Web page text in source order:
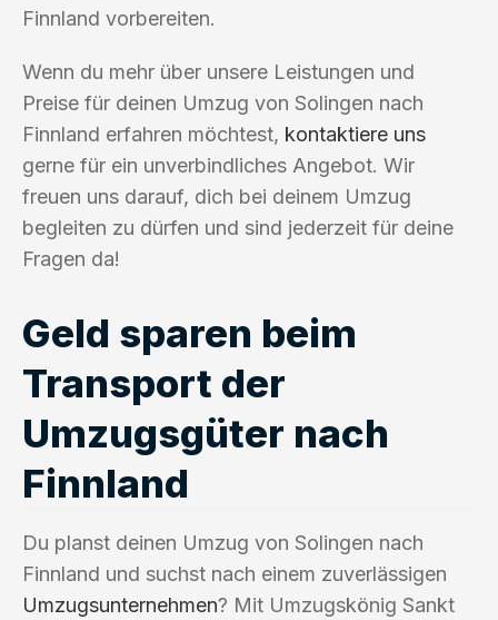
Finnland vorbereiten.
Wenn du mehr über unsere Leistungen und
Preise für deinen Umzug von Solingen nach
Finnland erfahren möchtest, kontaktiere uns
gerne für ein unverbindliches Angebot. Wir
freuen uns darauf, dich bei deinem Umzug
begleiten zu dürfen und sind jederzeit für deine
Fragen da!
Geld sparen beim
Transport der
Umzugsgüter nach
Finnland
Du planst deinen Umzug von Solingen nach
Finnland und suchst nach einem zuverlässigen
Umzugsunternehmen? Mit Umzugskönig Sankt